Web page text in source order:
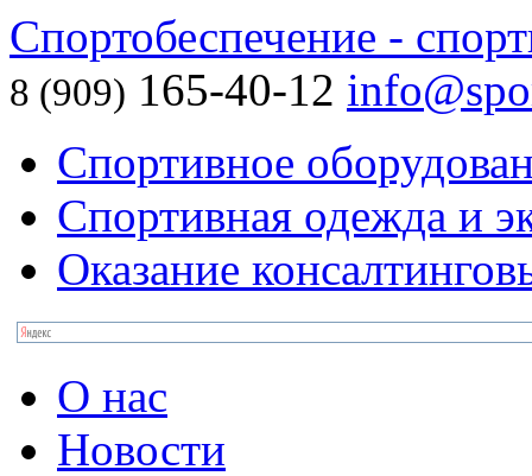
Спортобеспечение -
8 (909) 165-40-12
Спортивное
Спортивная одежда и
Оказание
О нас
Новости